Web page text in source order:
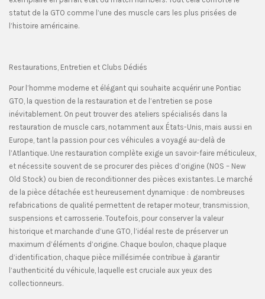
statut de la GTO comme l’une des muscle cars les plus prisées de
l’histoire américaine.
Restaurations, Entretien et Clubs Dédiés
Pour l’homme moderne et élégant qui souhaite acquérir une Pontiac
GTO, la question de la restauration et de l’entretien se pose
inévitablement. On peut trouver des ateliers spécialisés dans la
restauration de muscle cars, notamment aux États-Unis, mais aussi en
Europe, tant la passion pour ces véhicules a voyagé au-delà de
l’Atlantique. Une restauration complète exige un savoir-faire méticuleux,
et nécessite souvent de se procurer des pièces d’origine (NOS – New
Old Stock) ou bien de reconditionner des pièces existantes. Le marché
de la pièce détachée est heureusement dynamique : de nombreuses
refabrications de qualité permettent de retaper moteur, transmission,
suspensions et carrosserie. Toutefois, pour conserver la valeur
historique et marchande d’une GTO, l’idéal reste de préserver un
maximum d’éléments d’origine. Chaque boulon, chaque plaque
d’identification, chaque pièce millésimée contribue à garantir
l’authenticité du véhicule, laquelle est cruciale aux yeux des
collectionneurs.